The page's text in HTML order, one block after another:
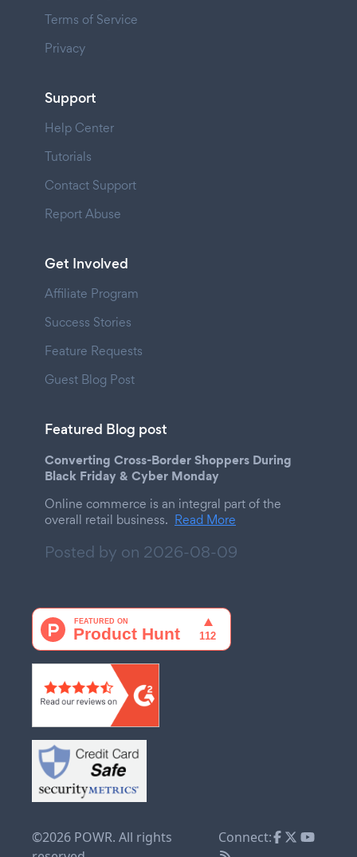
Terms of Service
Privacy
Support
Help Center
Tutorials
Contact Support
Report Abuse
Get Involved
Affiliate Program
Success Stories
Feature Requests
Guest Blog Post
Featured Blog post
Converting Cross-Border Shoppers During
Black Friday & Cyber Monday
Online commerce is an integral part of the
overall retail business. Read More
Posted by on 2026-08-09
©2026 POWR. All rights
Connect: